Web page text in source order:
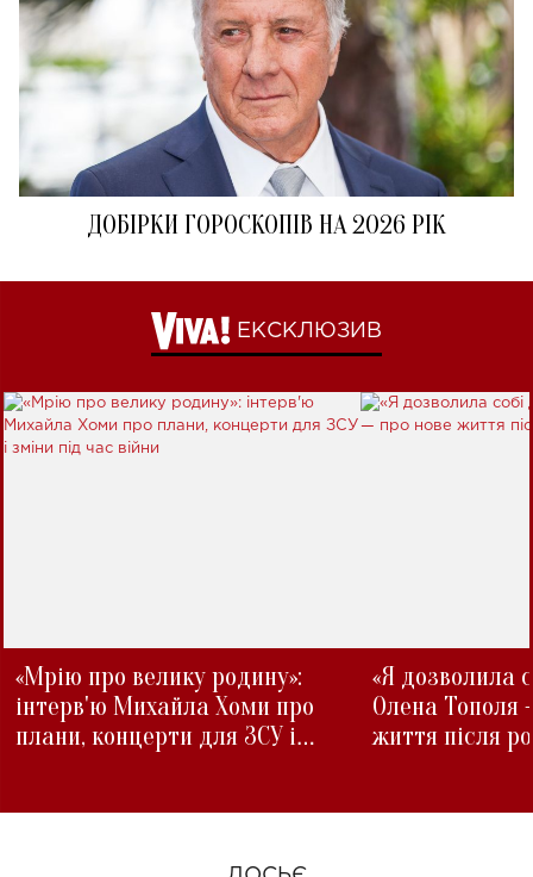
ДОБІРКИ ГОРОСКОПІВ НА 2026 РІК
ЕКСКЛЮЗИВ
«Мрію про велику родину»:
інтерв'ю Михайла Хоми про
плани, концерти для ЗСУ і
«Я дозволила
Олена Тополя
життя після